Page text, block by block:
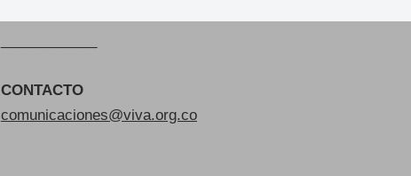
CONTACTO
comunicaciones@viva.org.co